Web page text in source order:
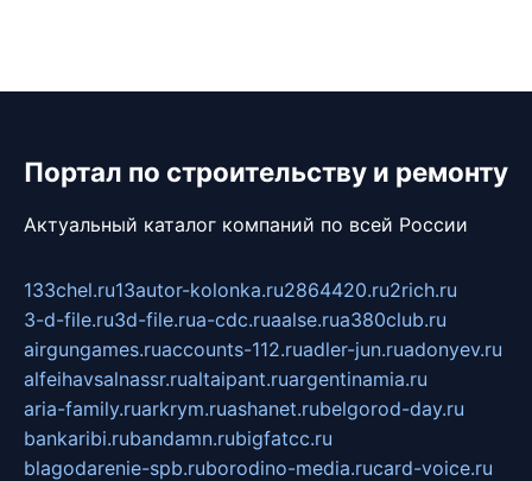
Портал по строительству и ремонту
Актуальный каталог компаний по всей России
133chel.ru13autor-kolonka.ru2864420.ru2rich.ru
3-d-file.ru3d-file.rua-cdc.ruaalse.rua380club.ru
airgungames.ruaccounts-112.ruadler-jun.ruadonyev.ru
alfeihavsalnassr.rualtaipant.ruargentinamia.ru
aria-family.ruarkrym.ruashanet.rubelgorod-day.ru
bankaribi.rubandamn.rubigfatcc.ru
blagodarenie-spb.ruborodino-media.rucard-voice.ru